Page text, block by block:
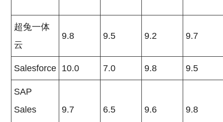
超兔一体
云
9.8 9.5 9.2 9.7
Salesforce 10.0 7.0 9.8 9.5
SAP
Sales
9.7 6.5 9.6 9.8